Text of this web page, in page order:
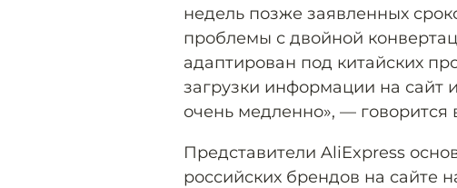
недель позже заявленных
проблемы с двойной
адаптирован под китайских
загрузки информации на сайт
очень медленно», — говорится
Представители AliExpress
российских брендов на сайте